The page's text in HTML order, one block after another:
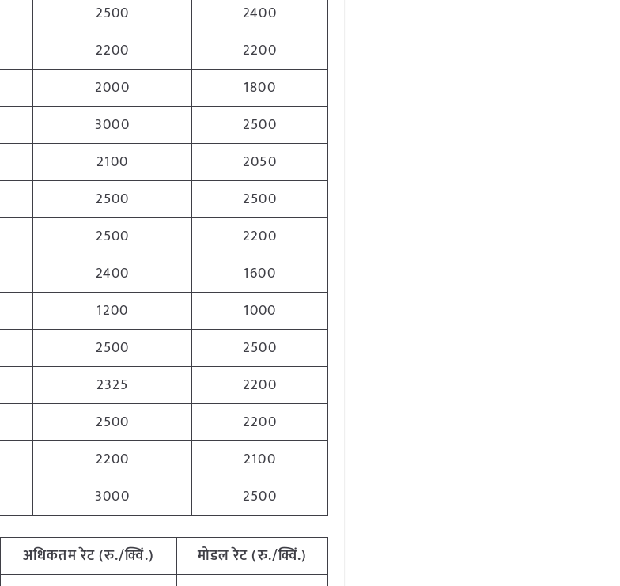
2500
2400
2200
2200
2000
1800
3000
2500
2100
2050
2500
2500
2500
2200
2400
1600
1200
1000
2500
2500
2325
2200
2500
2200
2200
2100
3000 2500
अधिकतमरेट (रु./क्विं.) मोडल रेट(रु./क्विं.)